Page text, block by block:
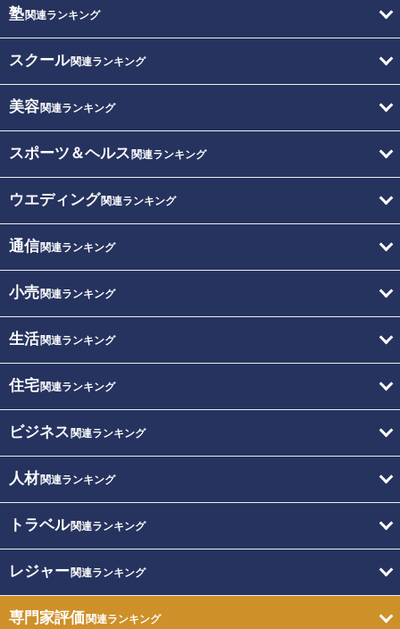
塾関連ランキング
スクール関連ランキング
美容関連ランキング
スポーツ＆ヘルス 関連ランキング
ウエディング関連ランキング
通信関連ランキング
小売関連ランキング
生活関連ランキング
住宅関連ランキング
ビジネス 関連ランキング
人材関連ランキング
トラベル関連ランキング
レジャー関連ランキング
専門家評価関連ランキング